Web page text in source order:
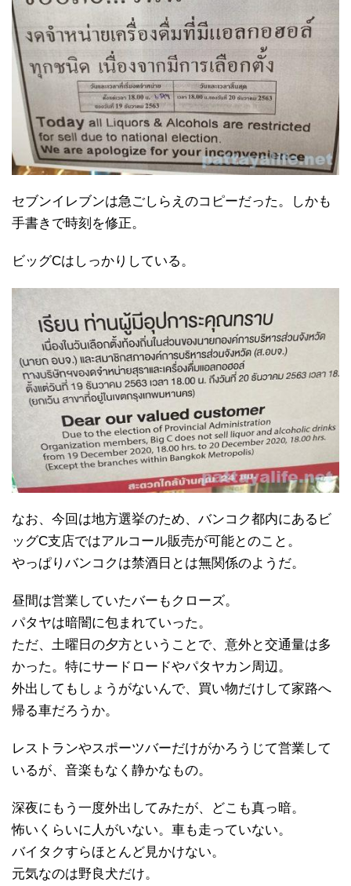
セブンイレブンは急ごしらえのコピーだった。しかも
手書きで時刻を修正。
ビッグCはしっかりしている。
なお、今回は地方選挙のため、バンコク都内にあるビ
ッグC支店ではアルコール販売が可能とのこと。
やっぱりバンコクは禁酒日とは無関係のようだ。
昼間は営業していたバーもクローズ。
パタヤは暗闇に包まれていった。
ただ、土曜日の夕方ということで、意外と交通量は多
かった。特にサードロードやパタヤカン周辺。
外出してもしょうがないんで、買い物だけして家路へ
帰る車だろうか。
レストランやスポーツバーだけがかろうじて営業して
いるが、音楽もなく静かなもの。
深夜にもう一度外出してみたが、どこも真っ暗。
怖いくらいに人がいない。車も走っていない。
バイタクすらほとんど見かけない。
元気なのは野良犬だけ。